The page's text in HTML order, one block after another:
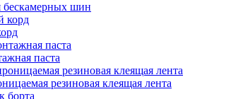
шин
паста
резиновая клеящая лента